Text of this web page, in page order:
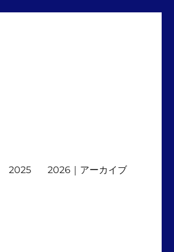
2025 2026｜アーカイブ